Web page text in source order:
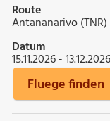
Route
Antananarivo
Datum
15.11.2026 - 13.12.2026
Fluege finden